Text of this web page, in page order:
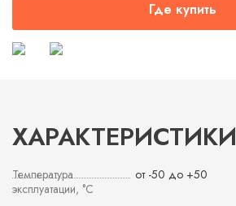
Где купить
ХАРАКТЕРИСТИКИ
Температура
эксплуатации, °С
от -50 до +50